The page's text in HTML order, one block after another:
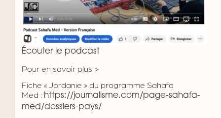
Écouter le podcast
Pour en savoir plus >
Fiche « Jordanie » du programme Sahafa
Med : https://journalisme.com/page-sahafa-
med/dossiers-pays/